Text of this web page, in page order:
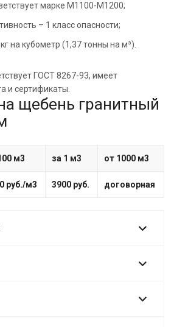
марке М1100-М1200;
– 1 класс опасности;
на кубометр (1,37 тонны на м³).
ГОСТ 8267-93, имеет
и сертификаты.
щебень гранитный
м3 за 1 м3 от 1000 м3
руб./м3 3900 руб. договорная